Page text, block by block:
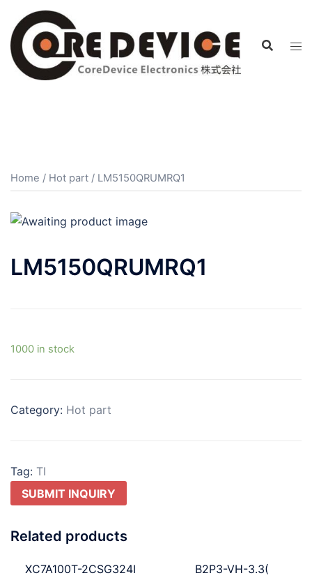
Home / Hot part / LM5150QRUMRQ1
LM5150QRUMRQ1
1000 in stock
Category: Hot part
Tag: TI
SUBMIT INQUIRY
Related products
XC7A100T-2CSG324I B2P3-VH-3.3(